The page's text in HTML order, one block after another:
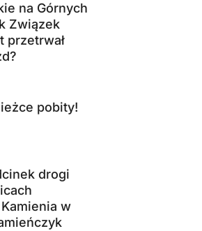
na Górnych
Związek
przetrwał
pobity!
drogi
w